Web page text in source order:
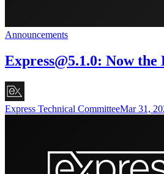
Announcements
Express@5.1.0: Now the
Express Technical CommitteeMar 31,